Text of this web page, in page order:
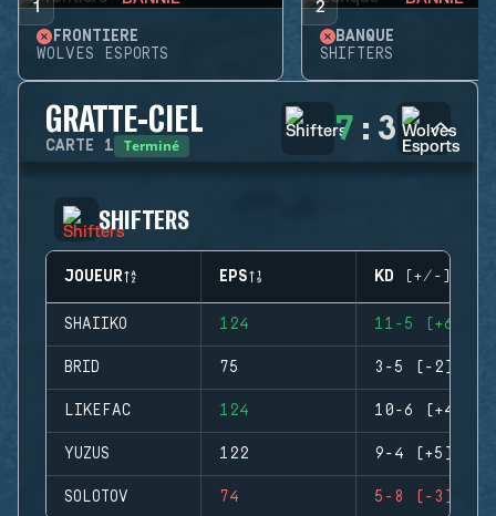
1
FRONTIÈRE
WOLVES ESPORTS
2
BANQUE
SHIFTERS
GRATTE-CIEL
CARTE 1 Terminé 7 : 3
SHIFTERS
JOUEUR EPS KD (+/-)
SHAIIKO 124 11-5 (+6)
BRID 75 3-5 (-2)
LIKEFAC 124 10-6 (+4)
YUZUS 122 9-4 (+5)
SOLOTOV 74 5-8 (-3)